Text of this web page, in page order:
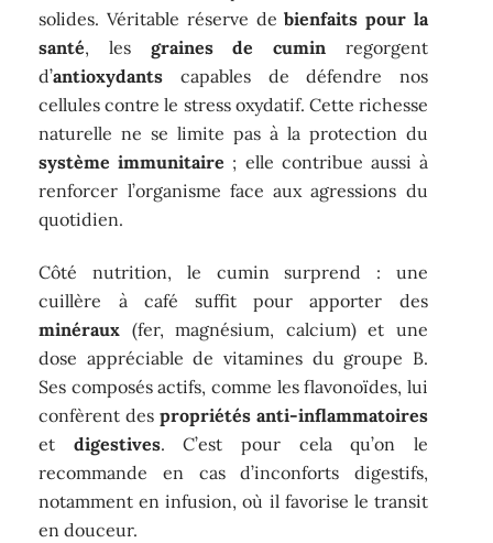
solides. Véritable réserve debienfaits pour la
santé, les graines de cuminregorgent
d’antioxydants capables de défendre nos
cellules contre le stress oxydatif. Cette richesse
naturelle ne se limite pas à la protection du
système immunitaire ; elle contribue aussi à
renforcer l’organisme face aux agressions du
quotidien.
Côté nutrition, le cumin surprend : une
cuillère à café suffit pour apporter des
minéraux (fer, magnésium, calcium) et une
dose appréciable de vitamines du groupe B.
Ses composés actifs, comme les flavonoïdes, lui
confèrent des propriétés anti-inflammatoires
et digestives. C’est pour cela qu’on le
recommande en cas d’inconforts digestifs,
notamment en infusion, où il favorise le transit
en douceur.